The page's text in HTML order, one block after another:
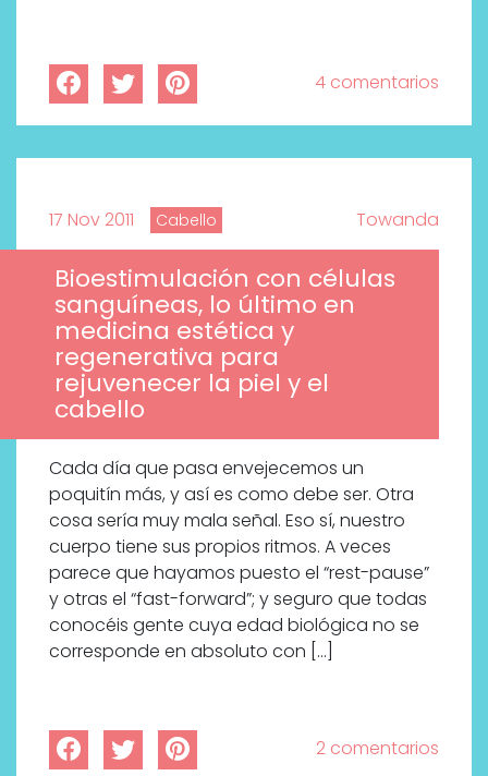
4 comentarios
17 Nov 2011 Cabello Towanda
Bioestimulación con células
sanguíneas, lo último en
medicina estética y
regenerativa para
rejuvenecer la piel y el
cabello
Cada día que pasa envejecemos un
poquitín más, y así es como debe ser. Otra
cosa sería muy mala señal. Eso sí, nuestro
cuerpo tiene sus propios ritmos. A veces
parece que hayamos puesto el “rest-pause”
y otras el “fast-forward”; y seguro que todas
conocéis gente cuya edad biológica no se
corresponde en absoluto con […]
2 comentarios